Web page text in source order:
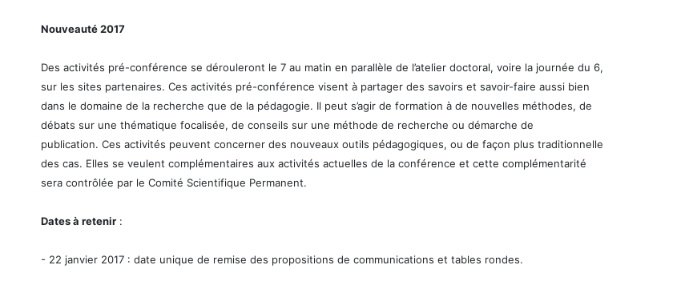
Nouveauté 2017
Des activités pré-conférence se dérouleront le 7 au matin en parallèle de l’atelier doctoral, voire la journée du 6,
sur les sites partenaires. Ces activités pré-conférence visent à partager des savoirs et savoir-faire aussi bien
dans le domaine de la recherche que de la pédagogie. Il peut s’agir de formation à de nouvelles méthodes, de
débats sur une thématique focalisée, de conseils sur une méthode de recherche ou démarche de
publication. Ces activités peuvent concerner des nouveaux outils pédagogiques, ou de façon plus traditionnelle
des cas. Elles se veulent complémentaires aux activités actuelles de la conférence et cette complémentarité
sera contrôlée par le Comité Scientifique Permanent.
Dates à retenir:
- 22 janvier 2017 : date unique de remise des propositions de communications et tables rondes.